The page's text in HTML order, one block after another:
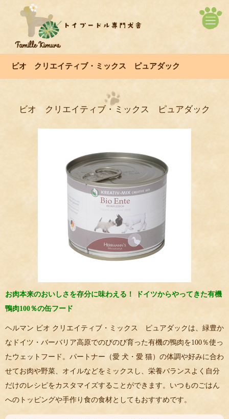
ビオ クリエイティブ・ミックス ピュアダック
ビオ クリエイティブ・ミックス ピュアダック
お肉本来のおいしさを存分に味わえる！ ドイツからやってきた有機
鴨肉100％の缶フード
ヘルマン ビオ クリエイティブ・ミックス ピュアダックは、緑豊か
なドイツ・バーバリア高原でのびのび育った有機の鴨肉を100％使っ
たウェットフード。パートナー（愛 犬・愛 猫）の体調や好みに合わ
せてお肉や野菜、オイルなどをミックスし、栄養バランスよく自分
だけのレシピをカスタマイズすることができます。いつものごはん
へのトッピングや手作り食の食材としてもおすすめです。